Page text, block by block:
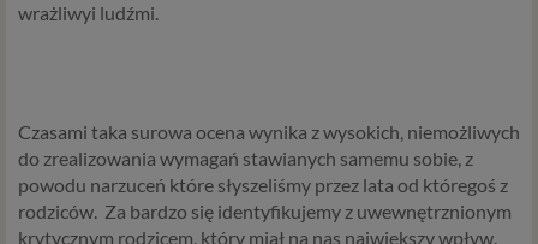
wrażliwyi ludźmi.
Czasami taka surowa ocena wynika z wysokich, niemożliwych
do zrealizowania wymagań stawianych samemu sobie, z
powodu narzuceń które słyszeliśmy przez lata od któregoś z
rodziców. Za bardzo się identyfikujemy z uwewnętrznionym
krytycznym rodzicem, który miał na nas największy wpływ.